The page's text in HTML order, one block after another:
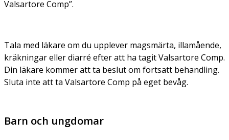
Valsartore Comp”.
Tala med läkare om du upplever magsmärta, illamående,
kräkningar eller diarré efter att ha tagit Valsartore Comp.
Din läkare kommer att ta beslut om fortsatt behandling.
Sluta inte att ta Valsartore Comp på eget bevåg.
Barn och ungdomar